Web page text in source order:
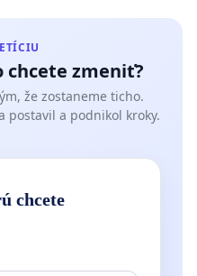
chcete zmeniť?
že zostaneme ticho.
postavil a podnikol kroky.
chcete